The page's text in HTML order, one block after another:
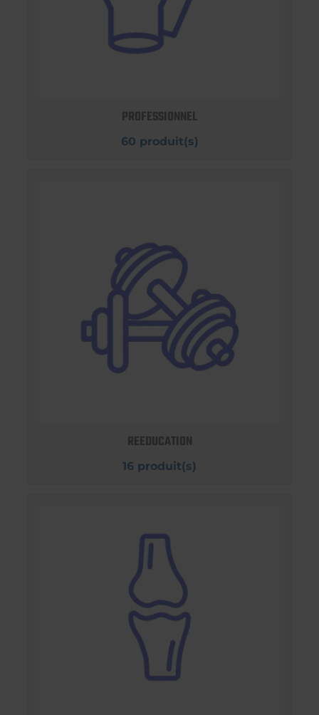
PROFESSIONNEL
60 produit(s)
REEDUCATION
16 produit(s)